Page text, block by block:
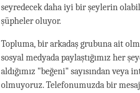
seyredecek daha iyi bir şeylerin
şüpheler oluyor.
Topluma, bir arkadaş grubuna ait
sosyal medyada paylaştığımız her
aldığımız "beğeni" sayısından
olmuyoruz. Telefonumuzda bir